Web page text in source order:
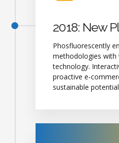
2018: New
Phosfluorescently
methodologies with
technology.
proactive e-
sustainable